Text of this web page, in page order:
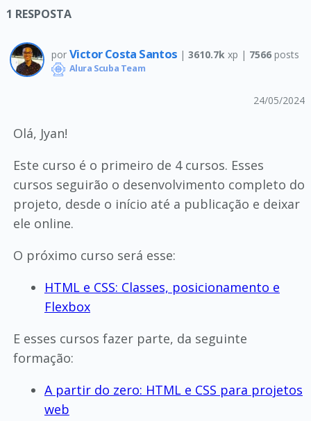
1 RESPOSTA
por Victor Costa Santos | 3610.7k xp | 7566posts
Alura Scuba Team
24/05/2024
Olá, Jyan!
Este curso é o primeiro de 4 cursos. Esses
cursos seguirão o desenvolvimento completo do
projeto, desde o início até a publicação e deixar
ele online.
O próximo curso será esse:
HTML e CSS: Classes, posicionamento e
Flexbox
E esses cursos fazer parte, da seguinte
formação:
A partir do zero: HTML e CSS para projetos
web